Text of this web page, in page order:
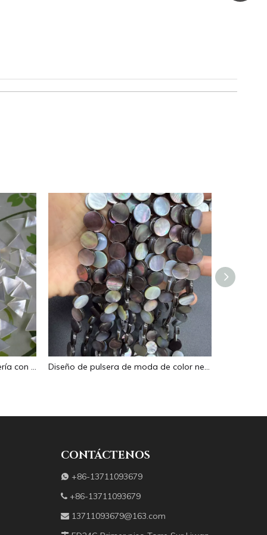
Diseño de incrustaciones de joyería con forma de triángulo de frijoles pequeños de nácar Natural, diseño de anillos de cara lisa para pulsera de joyería de mujer Diseño de pulsera de moda de color negro de frijoles pequeños de nácar Natural para mujer, fabricación de joyas, bonito collar, diseño de cara plana
CONTÁCTENOS
 +86-13711093679
 +86-13711093679
 13711093679@163.com